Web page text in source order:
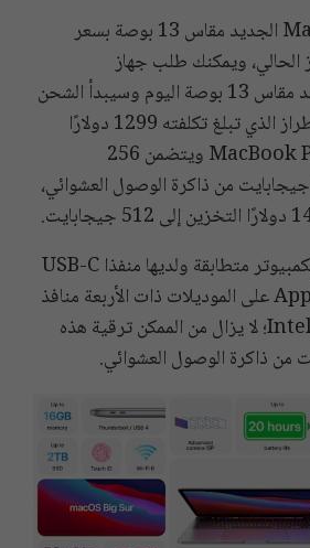
يبدأ جهاز MacBook Pro الجديد مقاس 13 بوصة بسعر
الحالي، ويمكنك طلب جهاز
MacBook Pro الجديد مقاس 13 بوصة اليوم وسيبدأ الشحن
في 17 نوفمبر، ويحل الطراز الذي تبلغ تكلفته 1299 دولارًا
محل الإدخال الحالي MacBook Pro ويتضمن 256
جيجابايت للتخزين و 8 جيجابايت من ذاكرة الوصول العشوائي،
خلاف ذلك، فإن أجهزة الكمبيوتر متطابقة ولديها منفذا USB-C
فقط، وتحافظ شركة Apple على الموديلات ذات الأربعة منافذ
الأغلى ثمناً مع معالجات Intel؛ لا يزال من الممكن ترقية هذه